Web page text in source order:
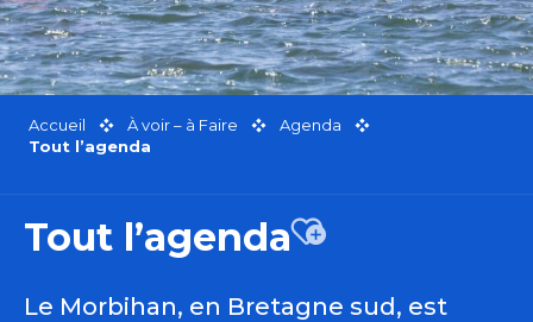
Accueil À voir – à Faire
Agenda
Tout l’agenda
Tout l’agendaAjouter aux
Le Morbihan, en Bretagne sud, est